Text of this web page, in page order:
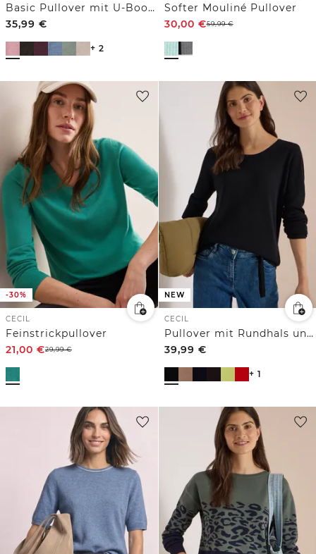
Basic Pullover mit U-Boot-Ausschnitt
35,99 €
+ 2
Softer Mouliné Pullover
30,00 €59,99€
-30%
CECIL
Feinstrickpullover
21,00 €29,99€
NEW
CECIL
Pullover mit Rundhals und Struktur
39,99 €
+ 1